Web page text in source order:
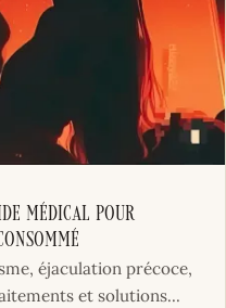
médical pour
éjaculation précoce,
et solutions...